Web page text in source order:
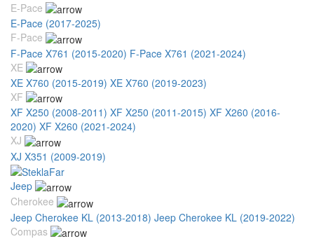
E-Pace
E-Pace (2017-2025)
F-Pace
F-Pace X761 (2015-2020) F-Pace X761 (2021-2024)
XE
XE X760 (2015-2019) XE X760 (2019-2023)
XF
XF X250 (2008-2011) XF X250 (2011-2015) XF X260 (2016-
2020) XF X260 (2021-2024)
XJ
XJ X351 (2009-2019)
Jeep
Cherokee
Jeep Cherokee KL (2013-2018) Jeep Cherokee KL (2019-2022)
Compas